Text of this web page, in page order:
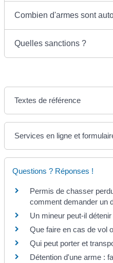
Combien d'armes sont
Quelles sanctions ?
Textes de référence
Services en ligne et
Questions ? Réponses !
Permis de chasser
comment demander un
Un mineur peut-il
Que faire en cas de vol
Qui peut porter et
Détention d'une arme :